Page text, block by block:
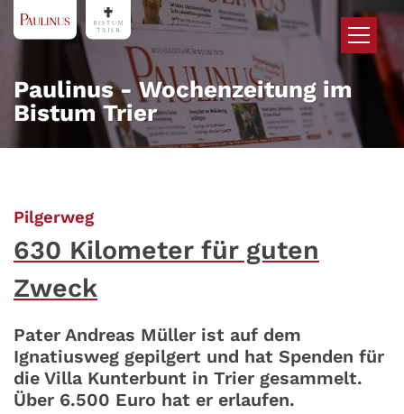
Zum Inhalt springen
Paulinus - Wochenzeitung im
Bistum Trier
Pilgerweg:
630 Kilometer für guten
Zweck
Pater Andreas Müller ist auf dem
Ignatiusweg gepilgert und hat Spenden für
die Villa Kunterbunt in Trier gesammelt.
Über 6.500 Euro hat er erlaufen.